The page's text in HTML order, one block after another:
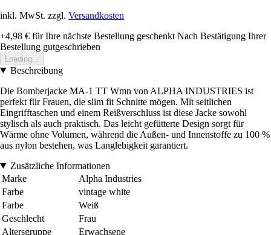
inkl. MwSt. zzgl. Versandkosten
+4,98 € für Ihre nächste Bestellung geschenkt Nach Bestätigung Ihrer
Bestellung gutgeschrieben
Loading...
Beschreibung
Die Bomberjacke MA-1 TT Wmn von ALPHA INDUSTRIES ist
perfekt für Frauen, die slim fit Schnitte mögen. Mit seitlichen
Eingrifftaschen und einem Reißverschluss ist diese Jacke sowohl
stylisch als auch praktisch. Das leicht gefütterte Design sorgt für
Wärme ohne Volumen, während die Außen- und Innenstoffe zu 100 %
aus nylon bestehen, was Langlebigkeit garantiert.
Zusätzliche Informationen
Marke
Alpha Industries
Farbe
vintage white
Farbe
Weiß
Geschlecht
Frau
Altersgruppe
Erwachsene